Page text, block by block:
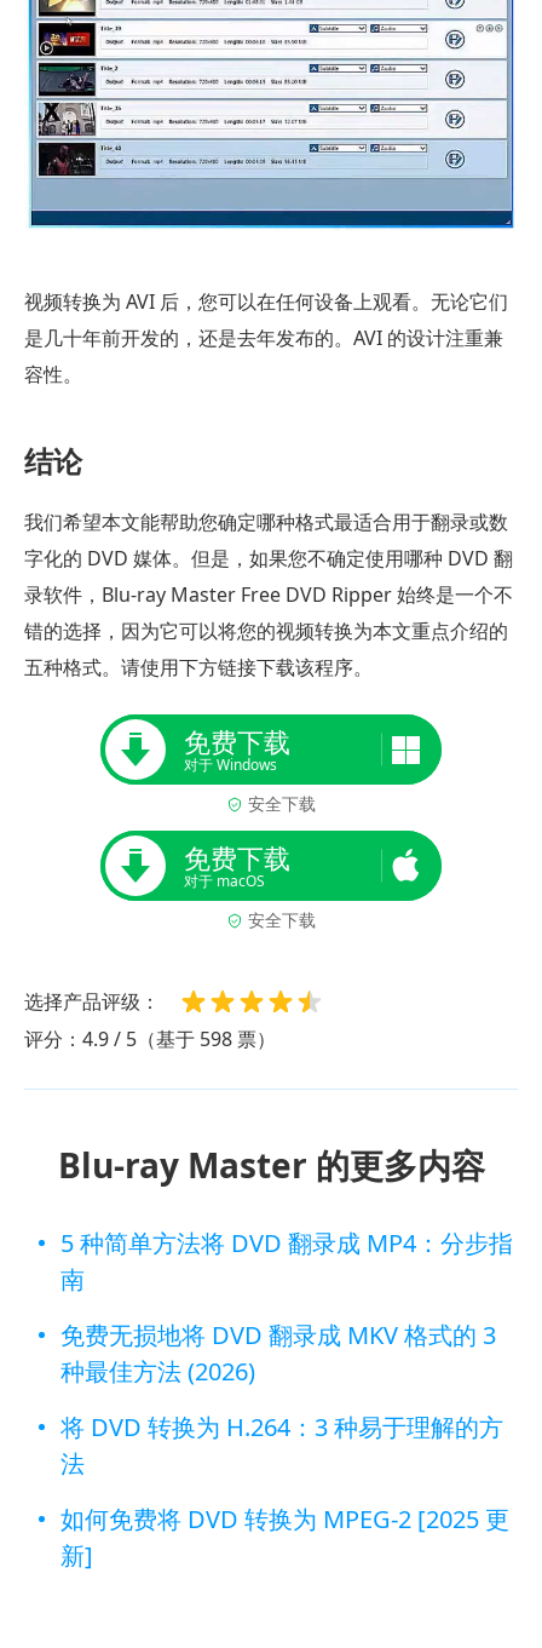
视频转换为 AVI 后，您可以在任何设备上观看。无论它们
是几十年前开发的，还是去年发布的。AVI 的设计注重兼
容性。
结论
我们希望本文能帮助您确定哪种格式最适合用于翻录或数
字化的 DVD 媒体。但是，如果您不确定使用哪种 DVD 翻
录软件，Blu-ray Master Free DVD Ripper 始终是一个不
错的选择，因为它可以将您的视频转换为本文重点介绍的
五种格式。请使用下方链接下载该程序。
免费下载
对于 Windows
安全下载
免费下载
对于 macOS
安全下载
选择产品评级：
评分：4.9 / 5（基于 598 票）
Blu-ray Master 的更多内容
5 种简单方法将 DVD 翻录成 MP4：分步指
南
免费无损地将 DVD 翻录成 MKV 格式的 3
种最佳方法 (2026)
将 DVD 转换为 H.264：3 种易于理解的方
法
如何免费将 DVD 转换为 MPEG-2 [2025 更
新]